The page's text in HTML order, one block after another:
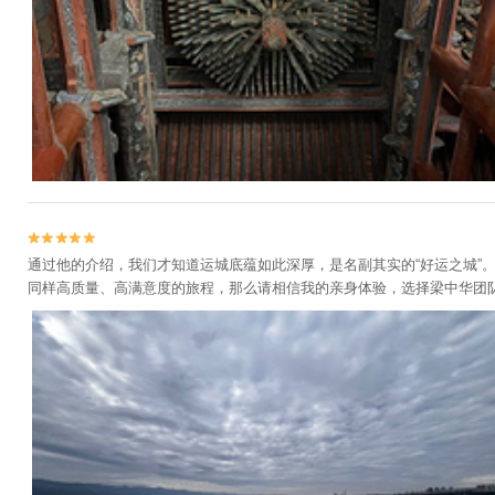


通过他的介绍，我们才知道运城底蕴如此深厚，是名副其实的“好运之城
同样高质量、高满意度的旅程，那么请相信我的亲身体验，选择梁中华